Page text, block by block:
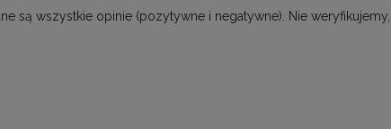
są wszystkie opinie (pozytywne i negatywne). Nie